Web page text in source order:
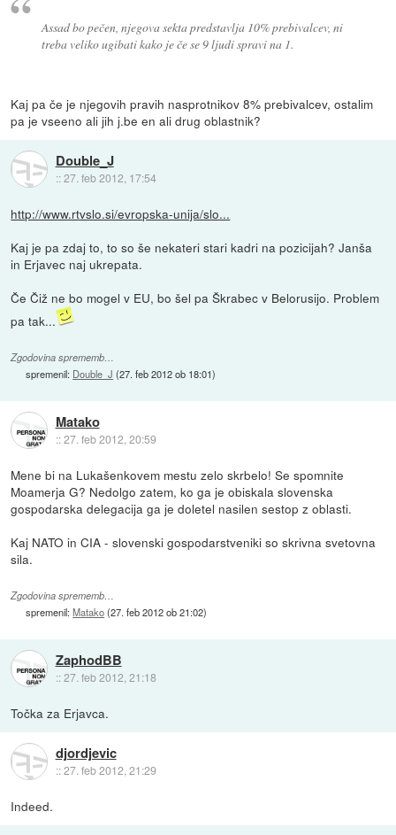
Assad bo pečen, njegova sekta predstavlja 10% prebivalcev, ni
treba veliko ugibati kako je če se 9 ljudi spravi na 1.
Kaj pa če je njegovih pravih nasprotnikov 8% prebivalcev, ostalim
pa je vseeno ali jih j.be en ali drug oblastnik?
Double_J
::27. feb 2012, 17:54
http://www.rtvslo.si/evropska-unija/slo...
Kaj je pa zdaj to, to so še nekateri stari kadri na pozicijah? Janša
in Erjavec naj ukrepata.
Če Čiž ne bo mogel v EU, bo šel pa Škrabec v Belorusijo. Problem
pa tak...
Zgodovina sprememb…
spremenil: Double_J (27. feb 2012 ob 18:01)
Matako
::27. feb 2012, 20:59
Mene bi na Lukašenkovem mestu zelo skrbelo! Se spomnite
Moamerja G? Nedolgo zatem, ko ga je obiskala slovenska
gospodarska delegacija ga je doletel nasilen sestop z oblasti.
Kaj NATO in CIA - slovenski gospodarstveniki so skrivna svetovna
sila.
Zgodovina sprememb…
spremenil:Matako(27. feb 2012 ob 21:02)
ZaphodBB
::27. feb 2012, 21:18
Točka za Erjavca.
djordjevic
::27. feb 2012, 21:29
Indeed.